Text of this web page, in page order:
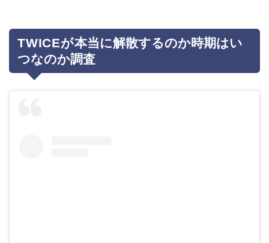
TWICEが本当に解散するのか時期はい
つなのか調査